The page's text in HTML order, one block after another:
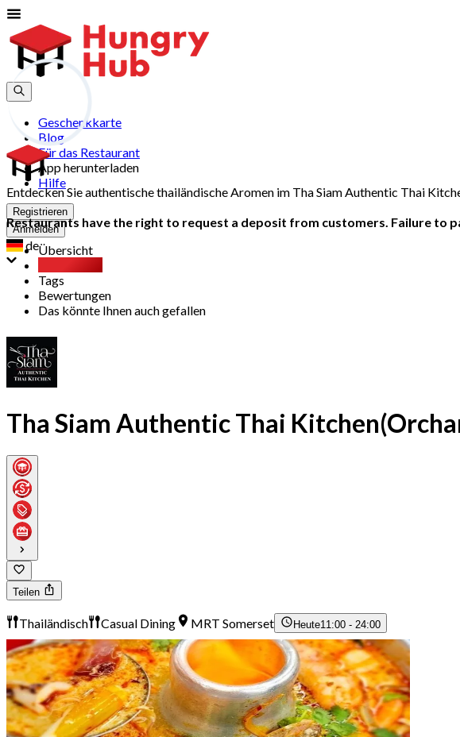
Geschenkkarte
Blog
Für das Restaurant
App herunterladen
Hilfe
Registrieren
Anmelden
de
Entdecken Sie authentische thailändische Aromen im Tha Siam Authentic Thai
Restaurants have the right to request a deposit from customers. Failure to
Übersicht
Tags
Bewertungen
Das könnte Ihnen auch gefallen
Tha Siam Authentic Thai
Teilen
Thailändisch Casual Dining MRT Somerset Heute11:00 - 24:00